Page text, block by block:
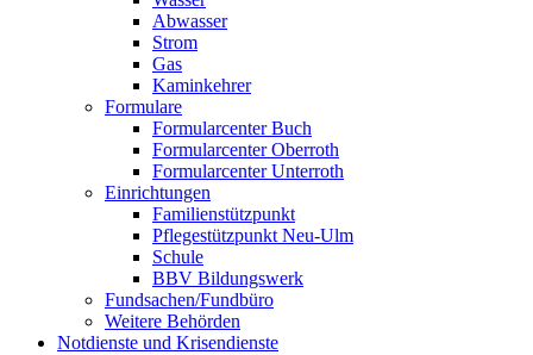
Abwasser
Strom
Gas
Kaminkehrer
Formulare
Formularcenter Buch
Formularcenter Oberroth
Formularcenter Unterroth
Einrichtungen
Familienstützpunkt
Pflegestützpunkt Neu-Ulm
Schule
BBV Bildungswerk
Fundsachen/Fundbüro
Weitere Behörden
Notdienste und Krisendienste